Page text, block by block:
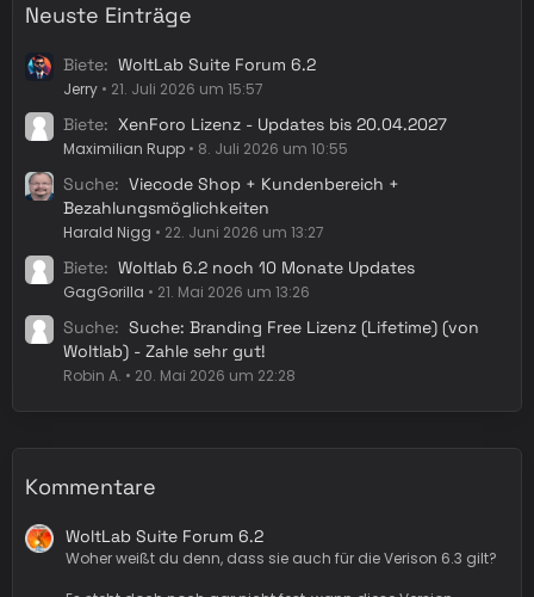
Neuste Einträge
Biete WoltLab Suite Forum 6.2
Jerry 21. Juli 2026 um 15:57
Biete XenForo Lizenz - Updates bis 20.04.2027
Maximilian Rupp 8. Juli 2026 um 10:55
Suche
Viecode Shop + Kundenbereich +
Bezahlungsmöglichkeiten
Harald Nigg 22. Juni 2026 um 13:27
Biete Woltlab 6.2 noch 10 Monate Updates
GagGorilla 21. Mai 2026 um 13:26
Suche
Suche: Branding Free Lizenz (Lifetime) (von
Woltlab) - Zahle sehr gut!
Robin A. 20. Mai 2026 um 22:28
Kommentare
WoltLab Suite Forum 6.2
Woher weißt du denn, dass sie auch für die Verison 6.3 gilt?